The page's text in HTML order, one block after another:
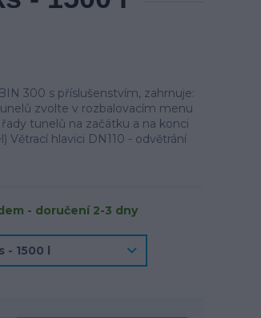
300 s příslušenstvím, zahrnuje:
zvolte v rozbalovacím menu
tunelů na začátku a na konci
hlavici DN110 - odvětrání
- doručení 2-3 dny